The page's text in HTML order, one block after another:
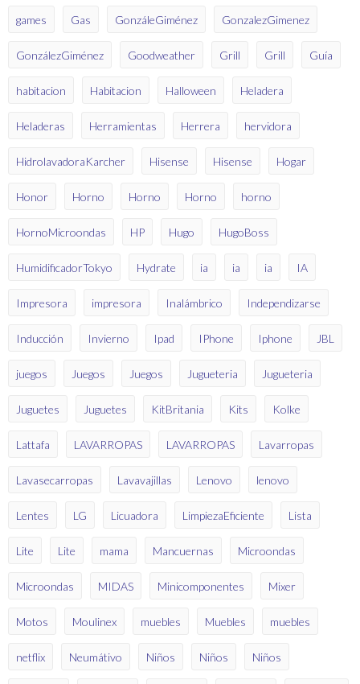
games Gas GonzáleGiménez GonzalezGimenez
GonzálezGiménez Goodweather Grill Grill Guía
habitacion Habitacion Halloween Heladera
Heladeras Herramientas Herrera hervidora
HidrolavadoraKarcher Hisense Hisense Hogar
Honor Horno Horno Horno horno
HornoMicroondas HP Hugo HugoBoss
HumidificadorTokyo Hydrate ia ia ia IA
Impresora impresora Inalámbrico Independizarse
Inducción Invierno Ipad IPhone Iphone JBL
juegos Juegos Juegos Jugueteria Jugueteria
Juguetes Juguetes KitBritania Kits Kolke
Lattafa LAVARROPAS LAVARROPAS Lavarropas
Lavasecarropas Lavavajillas Lenovo lenovo
Lentes LG Licuadora LimpiezaEficiente Lista
Lite Lite mama Mancuernas Microondas
Microondas MIDAS Minicomponentes Mixer
Motos Moulinex muebles Muebles muebles
netflix Neumátivo Niños Niños Niños